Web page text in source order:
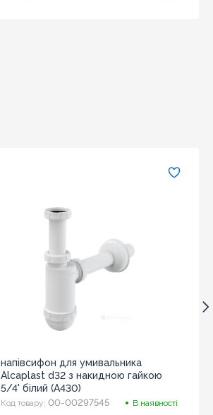
напівсифон для умивальника
Alcaplast d32 з накидною гайкою
5/4' білий (А430)
Код товару: 00-00297545 В наявності